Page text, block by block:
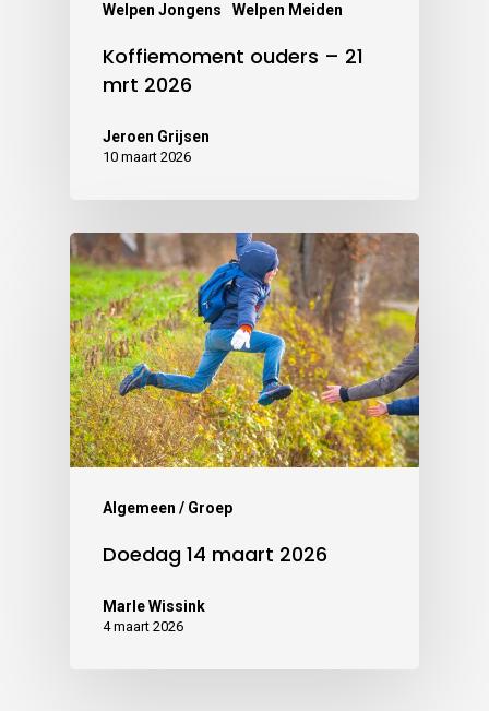
Welpen Jongens Welpen Meiden
Koffiemoment ouders – 21
mrt 2026
Jeroen Grijsen
10 maart 2026
Algemeen / Groep
Doedag 14 maart 2026
Marle Wissink
4 maart 2026